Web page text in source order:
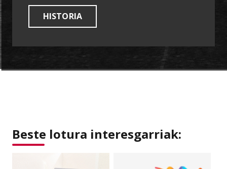
HISTORIA
Beste lotura interesgarriak: